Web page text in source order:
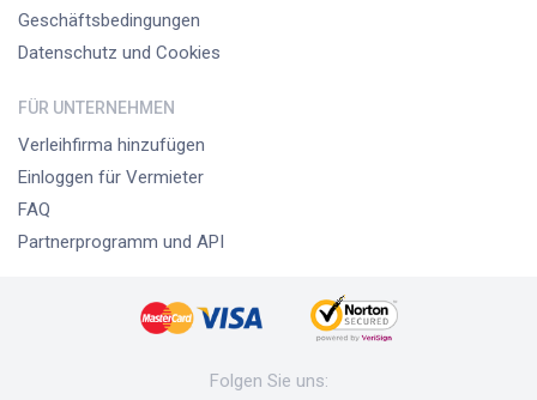
Geschäftsbedingungen
Datenschutz und Cookies
FÜR UNTERNEHMEN
Verleihfirma hinzufügen
Einloggen für Vermieter
FAQ
Partnerprogramm und API
Folgen Sie uns: